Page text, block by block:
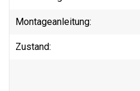
Montageanleitung:
Zustand: